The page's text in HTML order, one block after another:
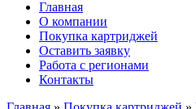
Главная
О компании
Покупка картриджей
Оставить заявку
Работа с регионами
Контакты